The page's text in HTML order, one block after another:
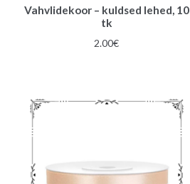
Vahvlidekoor – kuldsed lehed, 10
tk
2.00€